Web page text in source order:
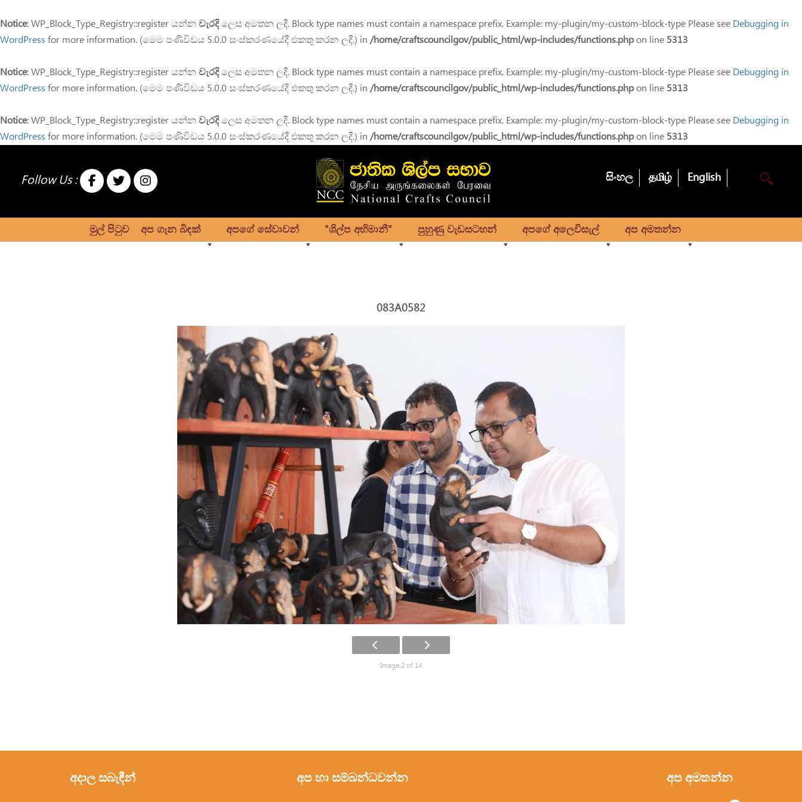
Notice: WP_Block_Type_Registry::register යන්නවැරදිලෙස අමතන ලදී. Block type names must contain a namespace prefix. Example: my-plugin/my-custom-block-type Please seeDebugging in
WordPressfor more information. (මෙම පණිවිඩය 5.0.0 සංස්කරණයේදී එකතු කරන ලදී.) in/home/craftscouncilgov/public_html/wp-includes/functions.phpon line5313
Notice: WP_Block_Type_Registry::register යන්නවැරදිලෙස අමතන ලදී. Block type names must contain a namespace prefix. Example: my-plugin/my-custom-block-type Please seeDebugging in
WordPressfor more information. (මෙම පණිවිඩය 5.0.0 සංස්කරණයේදී එකතු කරන ලදී.) in/home/craftscouncilgov/public_html/wp-includes/functions.phpon line5313
Notice: WP_Block_Type_Registry::register යන්නවැරදිලෙස අමතන ලදී. Block type names must contain a namespace prefix. Example: my-plugin/my-custom-block-type Please seeDebugging in
WordPressfor more information. (මෙම පණිවිඩය 5.0.0 සංස්කරණයේදී එකතු කරන ලදී.) in/home/craftscouncilgov/public_html/wp-includes/functions.phpon line5313
Follow Us : සිංහල தமிழ் English
මුල් පිටුව අප ගැන බිඳක් අපගේ සේවාවන් "ශිල්ප අභිමානී" පුහුණු වැඩසටහන් අපගේ අලෙවිසැල් අප අමතන්න
Sales outlet_Pallekele_Sinhala
083A0582
Image 2 of 14
අදාල සබැඳීන් අප හා සම්බන්ධවන්න අප අමතන්න